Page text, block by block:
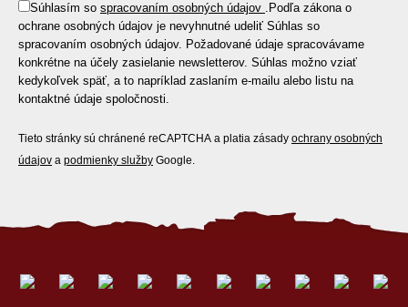
Súhlasím so spracovaním osobných údajov . Podľa zákona o
ochrane osobných údajov je nevyhnutné udeliť Súhlas so
spracovaním osobných údajov. Požadované údaje spracovávame
konkrétne na účely zasielanie newsletterov. Súhlas možno vziať
kedykoľvek späť, a to napríklad zaslaním e-mailu alebo listu na
kontaktné údaje spoločnosti.
Tieto stránky sú chránené reCAPTCHA a platia zásady ochrany osobných
údajov a podmienky služby Google.